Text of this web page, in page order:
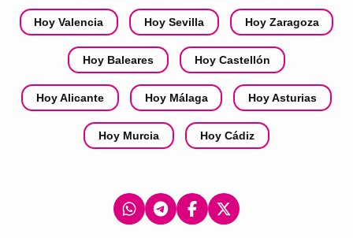
Hoy Valencia Hoy Sevilla Hoy Zaragoza
Hoy Baleares Hoy Castellón
Hoy Alicante Hoy Málaga Hoy Asturias
Hoy Murcia Hoy Cádiz